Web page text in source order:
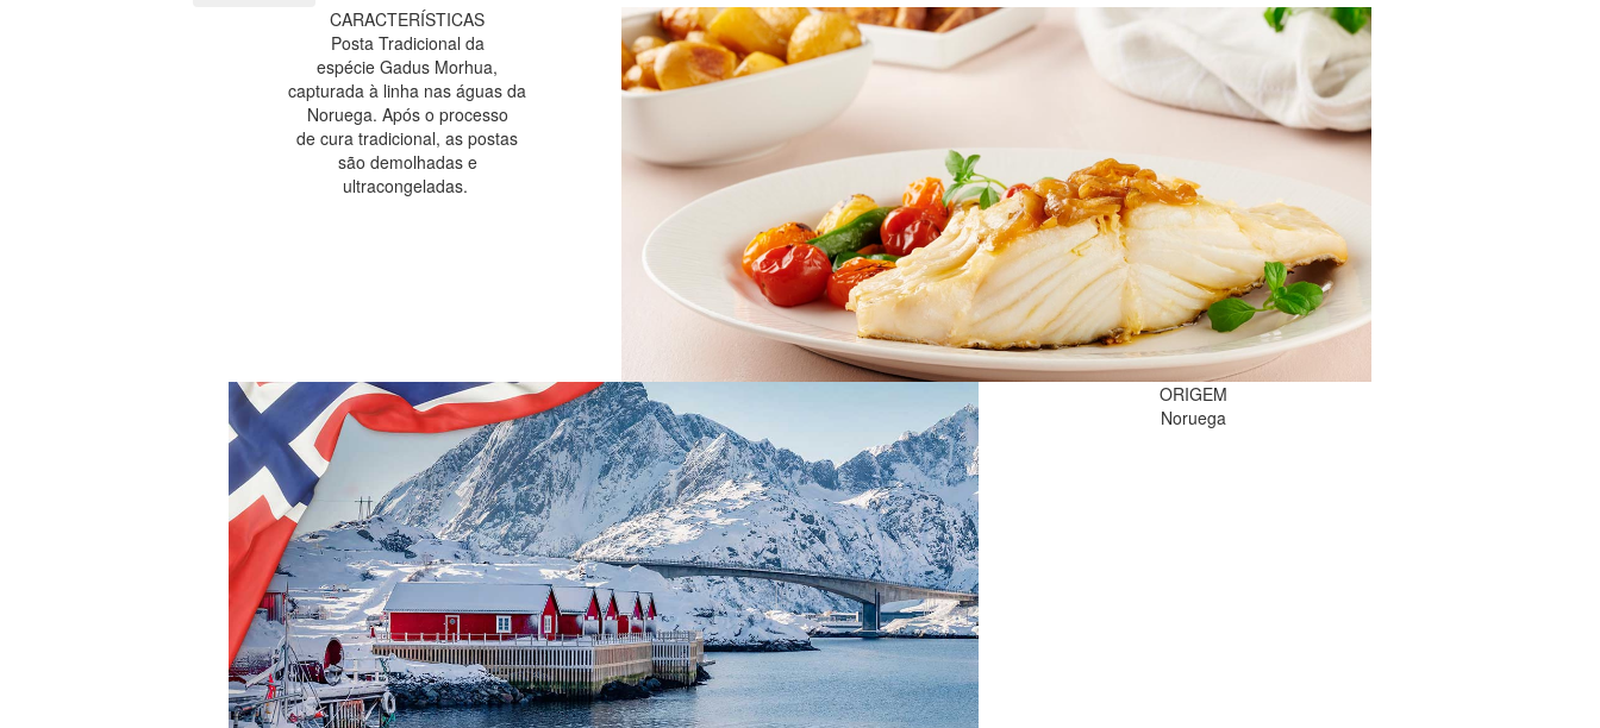
CARACTERÍSTICAS
Posta Tradicional da
espécie Gadus Morhua,
capturada à linha nas águas da
Noruega. Após o processo
de cura tradicional, as postas
são demolhadas e
ultracongeladas.
ORIGEM
Noruega